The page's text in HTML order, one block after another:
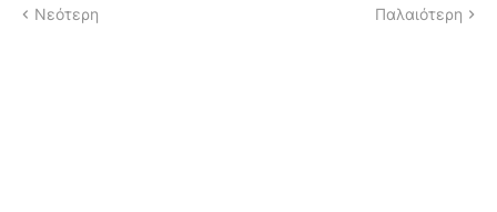
Νεότερη Παλαιότερη